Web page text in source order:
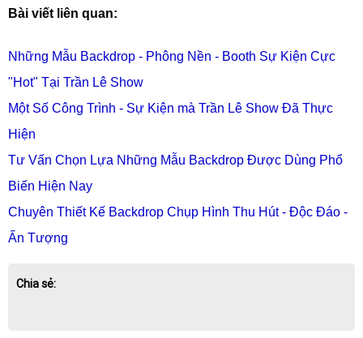
Bài viết liên quan:
Những Mẫu Backdrop - Phông Nền - Booth Sự Kiện Cực
"Hot" Tại Trần Lê Show
Một Số Công Trình - Sự Kiện mà Trần Lê Show Đã Thực
Hiện
Tư Vấn Chọn Lựa Những Mẫu Backdrop Được Dùng Phổ
Biến Hiện Nay
Chuyên Thiết Kế Backdrop Chụp Hình Thu Hút - Độc Đáo -
Ấn Tượng
Chia sẻ: